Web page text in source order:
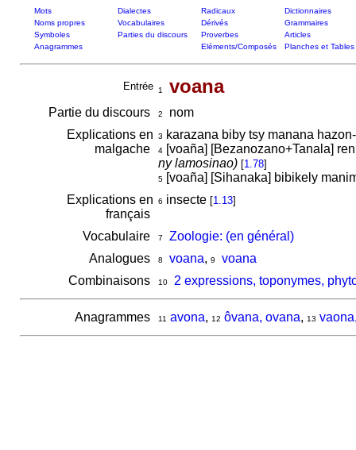
Mots Dialectes Radicaux
Dictionnaires
Noms propres
Vocabulaires Dérivés
Grammaires
Symboles
Parties du discours Proverbes
Articles
Anagrammes
Eléments/Composés Planches et Tables
Entrée 1 voana
Partie du discours 2
nom
Explications en
malgache
3 karazana biby tsy manana
4[voaña] [Bezanozano+Tanala]
ny lamosinao) [1.78]
5[voaña] [Sihanaka] bibikely
Explications en
français
6 insecte [1.13]
Vocabulaire 7
Zoologie: (en général)
Analogues
8 voana, 9
voana
Combinaisons
10 2 expressions, toponymes,
Anagrammes 11 avona, 12 ôvana, ovana, 13